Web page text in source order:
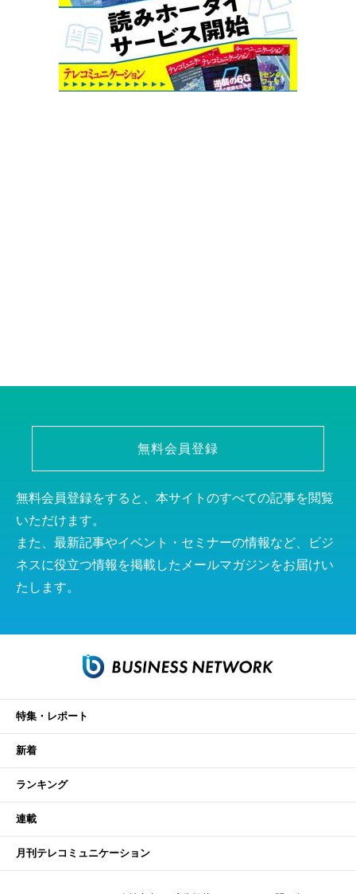
無料会員登録
無料会員登録をすると、本サイトのすべての記事を閲覧
いただけます。
また、最新記事やイベント・セミナーの情報など、ビジ
ネスに役立つ情報を掲載したメールマガジンをお届けい
たします。
特集・レポート
新着
ランキング
連載
月刊テレコミュニケーション